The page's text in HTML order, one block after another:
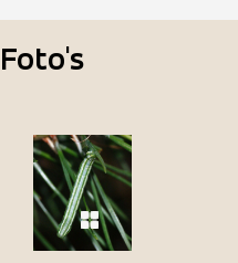
Foto's